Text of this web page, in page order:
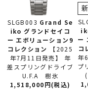
SLGB003 Grand Se
iko グランドセイコ
ー エボリューション9
コレクション
【2025
年7月11日発売】 年
差スプリングドライブ
U.F.A 樹氷
1,518,000円(税込)
ー
コ
年
プ